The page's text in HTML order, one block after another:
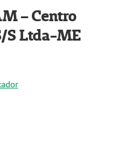
– Centro
S Ltda-ME